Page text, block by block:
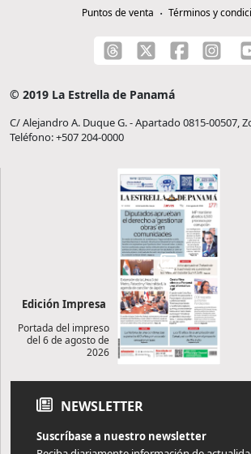
Puntos de venta
Términos y
© 2019 La Estrella de Panamá
C/ Alejandro A. Duque G. - Apartado 0815-00507,
Teléfono: +507 204-0000
Edición Impresa
Portada del impreso
del 6 de agosto de
2026
NEWSLETTER
Suscríbase a nuestro newsletter